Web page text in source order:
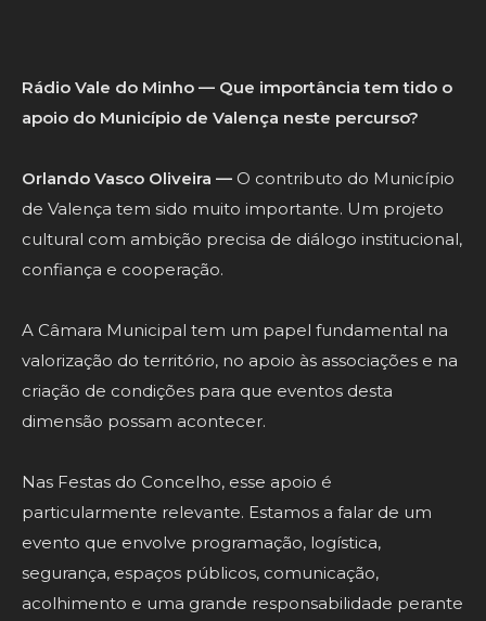
Rádio Vale do Minho — Que importância tem tido o
apoio do Município de Valença neste percurso?
Orlando Vasco Oliveira — O contributo do Município
de Valença tem sido muito importante. Um projeto
cultural com ambição precisa de diálogo institucional,
confiança e cooperação.
A Câmara Municipal tem um papel fundamental na
valorização do território, no apoio às associações e na
criação de condições para que eventos desta
dimensão possam acontecer.
Nas Festas do Concelho, esse apoio é
particularmente relevante. Estamos a falar de um
evento que envolve programação, logística,
segurança, espaços públicos, comunicação,
acolhimento e uma grande responsabilidade perante